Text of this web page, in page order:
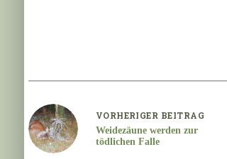
VORHERIGER BEITRAG
Weidezäune werden zur
tödlichen Falle